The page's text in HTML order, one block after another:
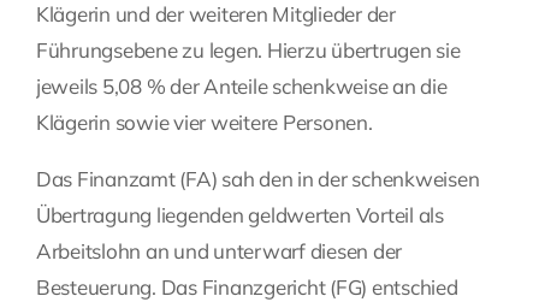
Klägerin und der weiteren Mitglieder der
Führungsebene zu legen. Hierzu übertrugen sie
jeweils 5,08 % der Anteile schenkweise an die
Klägerin sowie vier weitere Personen.
Das Finanzamt (FA) sah den in der schenkweisen
Übertragung liegenden geldwerten Vorteil als
Arbeitslohn an und unterwarf diesen der
Besteuerung. Das Finanzgericht (FG) entschied